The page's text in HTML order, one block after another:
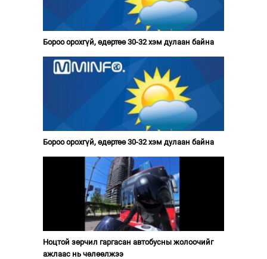
Бороо орохгүй, өдөртөө 30-32 хэм дулаан байна
Бороо орохгүй, өдөртөө 30-32 хэм дулаан байна
Ноцтой зөрчил гаргасан автобусны жолоочийг
ажлаас нь чөлөөлжээ